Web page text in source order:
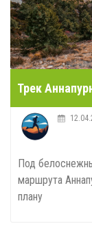
Трек
Под
маршрута
плану